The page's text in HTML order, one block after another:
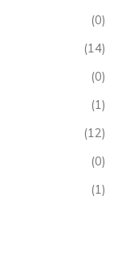
(0)
(14)
(0)
(1)
(12)
(0)
(1)